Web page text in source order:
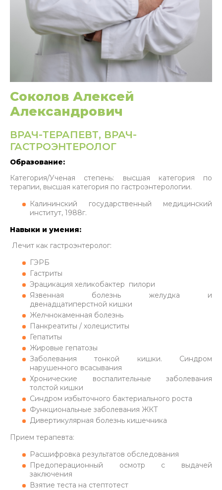
Соколов Алексей
Александрович
ВРАЧ-ТЕРАПЕВТ, ВРАЧ-
ГАСТРОЭНТЕРОЛОГ
Образование:
Категория/Ученая степень: высшая категория по
терапии, высшая категория по гастроэнтерологии.
Калининский государственный медицинский
институт, 1988г.
Навыки и умения:
Лечит как гастроэнтеролог:
ГЭРБ
Гастриты
Эрацикация хеликобактер пилори
Язвенная болезнь желудка и
двенадцатиперстной кишки
Желчнокаменная болезнь
Панкреатиты / холециститы
Гепатиты
Жировые гепатозы
Заболевания тонкой кишки. Синдром
нарушенного всасывания
Хронические воспалительные заболевания
толстой кишки
Синдром избыточного бактериального роста
Функциональные заболевания ЖКТ
Дивертикулярная болезнь кишечника
Прием терапевта:
Расшифровка результатов обследования
Предоперационный осмотр с выдачей
заключения
Взятие теста на стептотест